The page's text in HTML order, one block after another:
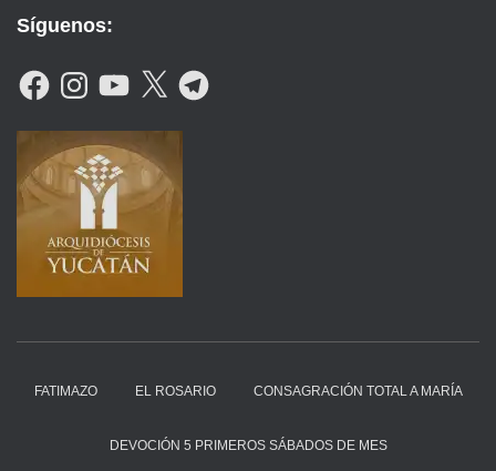
Síguenos:
F
A
B
K
N
A
G
R
M
Y
O
U
B
E
X
T
E
G
FATIMAZO EL ROSARIO CONSAGRACIÓN TOTAL A MARÍA
DEVOCIÓN 5 PRIMEROS SÁBADOS DE MES